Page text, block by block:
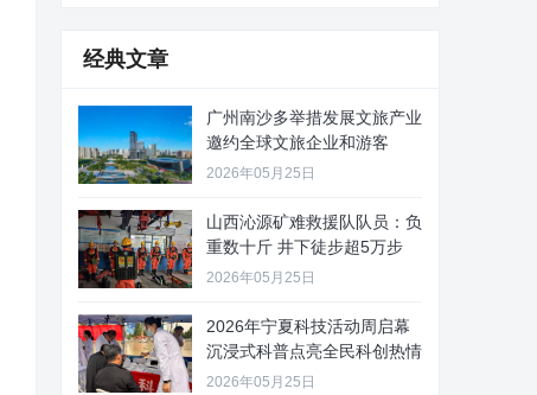
经典文章
广州南沙多举措发展文旅产业
邀约全球文旅企业和游客
2026年05月25日
山西沁源矿难救援队队员：负
重数十斤 井下徒步超5万步
2026年05月25日
2026年宁夏科技活动周启幕
沉浸式科普点亮全民科创热情
2026年05月25日